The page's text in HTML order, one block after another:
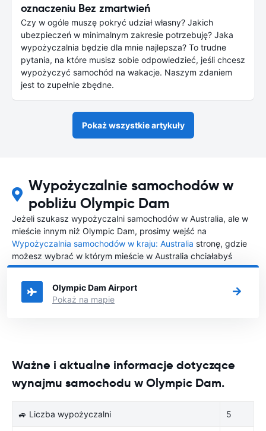
oznaczeniu Bez zmartwień
Czy w ogóle muszę pokryć udział własny? Jakich
ubezpieczeń w minimalnym zakresie potrzebuję? Jaka
wypożyczalnia będzie dla mnie najlepsza? To trudne
pytania, na które musisz sobie odpowiedzieć, jeśli chcesz
wypożyczyć samochód na wakacje. Naszym zdaniem
jest to zupełnie zbędne.
Pokaż wszystkie artykuły
Wypożyczalnie samochodów w
pobliżu Olympic Dam
Jeżeli szukasz wypożyczalni samochodów w Australia, ale w
mieście innym niż Olympic Dam, prosimy wejść na
Wypożyczalnia samochodów w kraju: Australia stronę, gdzie
możesz wybrać w którym mieście w Australia chciałabyś
wypożyczyć samochód.
Olympic Dam Airport
Pokaż na mapie
Ważne i aktualne informacje dotyczące
wynajmu samochodu w Olympic Dam.
🚙 Liczba wypożyczalni 5